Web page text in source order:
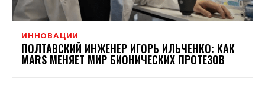
ИННОВАЦИИ
ПОЛТАВСКИЙ ИНЖЕНЕР ИГОРЬ ИЛЬЧЕНКО: КАК
MARS МЕНЯЕТ МИР БИОНИЧЕСКИХ ПРОТЕЗОВ